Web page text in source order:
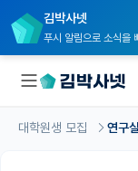
김박사넷
푸시 알림으로 소식을
대학원생 모집 연구